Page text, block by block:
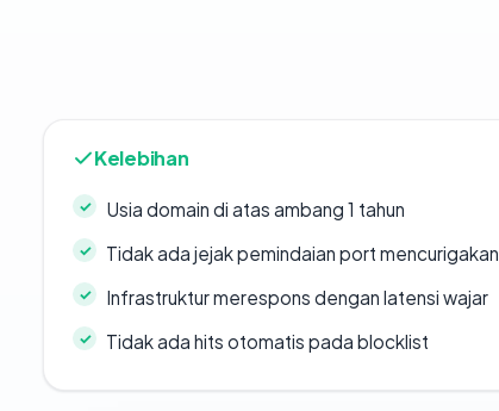
Kelebihan
Usia domain di atas ambang 1 tahun
Tidak ada jejak pemindaian port mencurigakan
Infrastruktur merespons dengan latensi wajar
Tidak ada hits otomatis pada blocklist